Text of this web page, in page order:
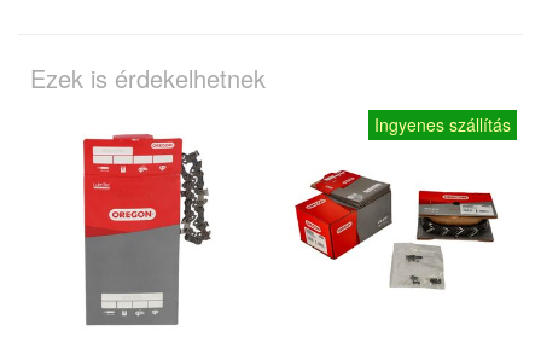
Ezek is érdekelhetnek
Ingyenes szállítás